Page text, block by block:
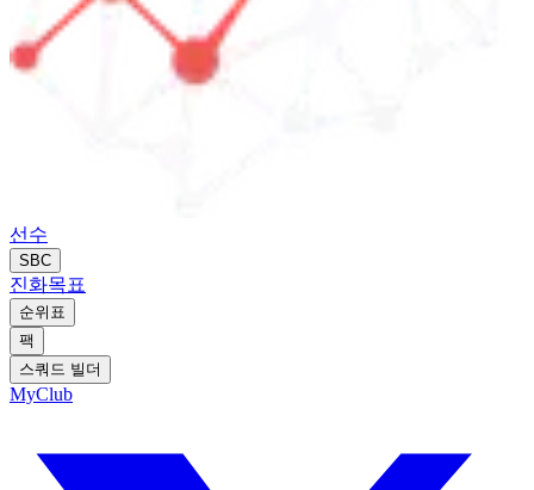
선수
SBC
진화목표
순위표
팩
스쿼드 빌더
MyClub